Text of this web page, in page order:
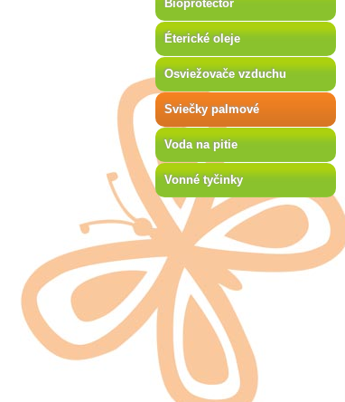
Bioprotector
Éterické oleje
Osviežovače vzduchu
Sviečky palmové
Voda na pitie
Vonné tyčinky